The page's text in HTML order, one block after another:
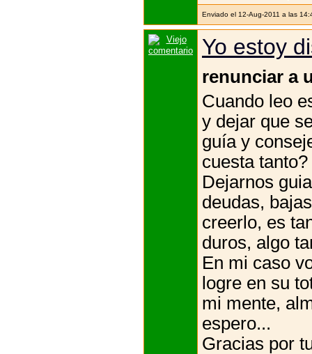
Enviado el 12-Aug-2011 a las
Yo estoy
renunciar a
Cuando leo
y dejar que
guía y
cuesta tanto?
Dejarnos
deudas,
creerlo, es
duros, algo
En mi caso
logre en su
mi mente,
espero...
Gracias por